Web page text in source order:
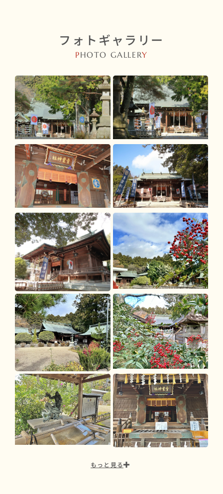
フォトギャラリー
PHOTO GALLERY
もっと見る